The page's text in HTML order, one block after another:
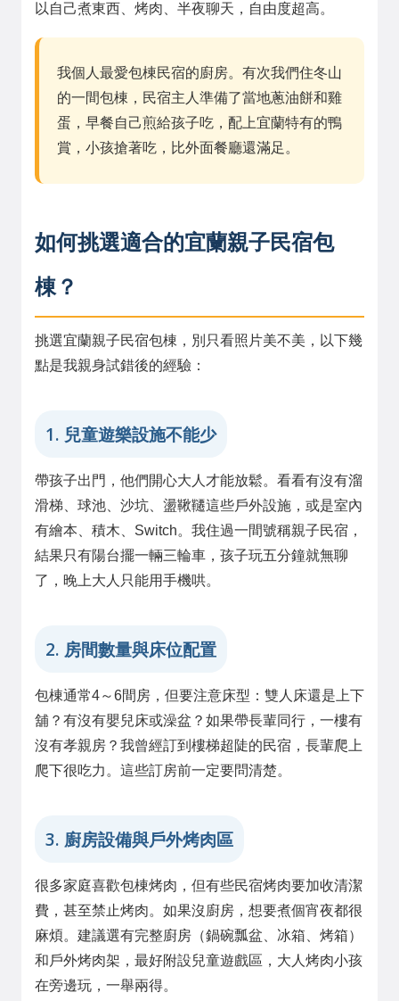
以自己煮東西、烤肉、半夜聊天，自由度超高。
我個人最愛包棟民宿的廚房。有次我們住冬山
的一間包棟，民宿主人準備了當地蔥油餅和雞
蛋，早餐自己煎給孩子吃，配上宜蘭特有的鴨
賞，小孩搶著吃，比外面餐廳還滿足。
如何挑選適合的宜蘭親子民宿包
棟？
挑選宜蘭親子民宿包棟，別只看照片美不美，以下幾
點是我親身試錯後的經驗：
1. 兒童遊樂設施不能少
帶孩子出門，他們開心大人才能放鬆。看看有沒有溜
滑梯、球池、沙坑、盪鞦韆這些戶外設施，或是室內
有繪本、積木、Switch。我住過一間號稱親子民宿，
結果只有陽台擺一輛三輪車，孩子玩五分鐘就無聊
了，晚上大人只能用手機哄。
2. 房間數量與床位配置
包棟通常4～6間房，但要注意床型：雙人床還是上下
舖？有沒有嬰兒床或澡盆？如果帶長輩同行，一樓有
沒有孝親房？我曾經訂到樓梯超陡的民宿，長輩爬上
爬下很吃力。這些訂房前一定要問清楚。
3. 廚房設備與戶外烤肉區
很多家庭喜歡包棟烤肉，但有些民宿烤肉要加收清潔
費，甚至禁止烤肉。如果沒廚房，想要煮個宵夜都很
麻煩。建議選有完整廚房（鍋碗瓢盆、冰箱、烤箱）
和戶外烤肉架，最好附設兒童遊戲區，大人烤肉小孩
在旁邊玩，一舉兩得。